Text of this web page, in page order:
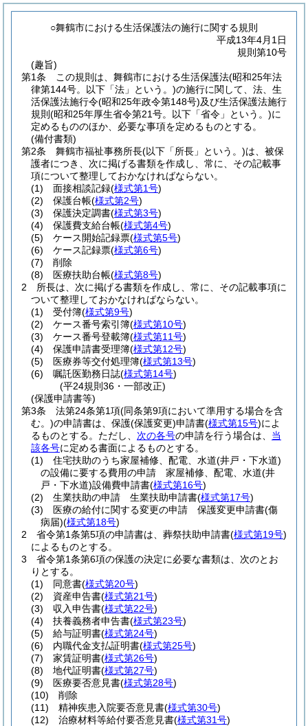
○舞鶴市における生活保護法の施行に関する規則
平成13年4月1日
規則第10号
(趣旨)
第1条
この規則は、舞鶴市における生活保護法(昭和25年法
律第144号。以下「法」という。)の施行に関して、法、生
活保護法施行令(昭和25年政令第148号)及び生活保護法施行
規則 (昭和25年厚生省令第21号。以下「省令」という。)に
定めるもののほか、必要な事項を定めるものとする。
(備付書類)
第2条
舞鶴市福祉事務所長(以下「所長」という。)は、被保
護者につき、次に掲げる書類を作成し、常に、その記載事
項について整理しておかなければならない。
(1)
面接相談記録(様式第1号)
(2)
保護台帳(様式第2号)
(3)
保護決定調書(様式第3号)
(4)
保護費支給台帳(様式第4号)
(5)
ケース開始記録票(様式第5号)
(6)
ケース記録票(様式第6号)
(7)
削除
(8)
医療扶助台帳(様式第8号)
2
所長は、次に掲げる書類を作成し、常に、その記載事項に
ついて整理しておかなければならない。
(1)
受付簿(様式第9号)
(2)
ケース番号索引簿(様式第10号)
(3)
ケース番号登載簿(様式第11号)
(4)
保護申請書受理簿(様式第12号)
(5)
医療券等交付処理簿(様式第13号)
(6)
嘱託医勤務日誌(様式第14号)
(平24規則36・一部改正)
(保護申請書等)
第3条
法第24条第1項(同条第9項において準用する場合を含
む。)の申請書は、保護(保護変更)申請書(様式第15号)によ
るものとする。 ただし、 次の各号の申請を行う場合は、 当
該各号に定める書面によるものとする。
(1)
住宅扶助のうち家屋補修、配電、水道(井戸・下水道)
の設備に要する費用の申請 家屋補修、配電、水道(井
戸・下水道)設備費申請書(様式第16号)
(2)
生業扶助の申請 生業扶助申請書(様式第17号)
(3)
医療の給付に関する変更の申請 保護変更申請書(傷
病届)(様式第18号)
2
省令第1条第5項の申請書は、葬祭扶助申請書(様式第19号)
によるものとする。
3
省令第1条第6項の保護の決定に必要な書類は、次のとお
りとする。
(1)
同意書(様式第20号)
(2)
資産申告書(様式第21号)
(3)
収入申告書(様式第22号)
(4)
扶養義務者申告書(様式第23号)
(5)
給与証明書(様式第24号)
(6)
内職代金支払証明書(様式第25号)
(7)
家賃証明書(様式第26号)
(8)
地代証明書(様式第27号)
(9)
医療要否意見書(様式第28号)
(10)
削除
(11)
精神疾患入院要否意見書(様式第30号)
(12)
治療材料等給付要否意見書(様式第31号)